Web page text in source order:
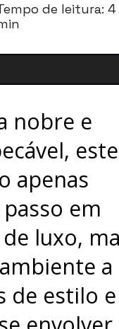
de leitura: 4
nobre e
este
apenas
em
luxo,
a
de estilo e